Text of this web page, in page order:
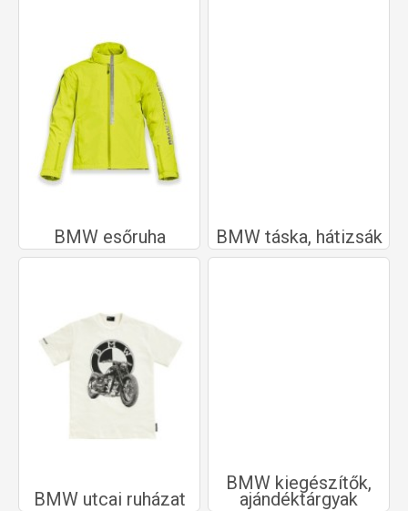
BMW esőruha BMW táska, hátizsák
BMW utcai ruházat
BMW kiegészítők,
ajándéktárgyak